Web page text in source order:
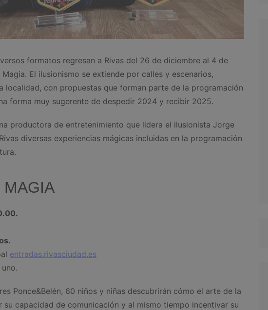
formatos regresan a Rivas del 26 de diciembre al 4 de
El ilusionismo se extiende por calles y escenarios,
localidad, con propuestas que forman parte de la programación
forma muy sugerente de despedir 2024 y recibir 2025.
productora de entretenimiento que lidera el ilusionista Jorge
diversas experiencias mágicas incluidas en la programación
MAGIA
entradas.rivasciudad.es
Ponce&Belén, 60 niños y niñas descubrirán cómo el arte de la
su capacidad de comunicación y al mismo tiempo incentivar su